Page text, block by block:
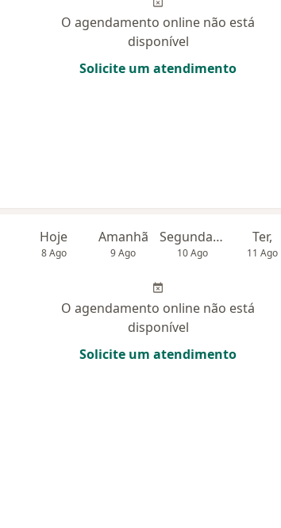
O agendamento online não está
disponível
Solicite um atendimento
Hoje
8 Ago
Amanhã
9 Ago
Segunda-feira
10 Ago
Ter,
11 Ago
O agendamento online não está
disponível
Solicite um atendimento